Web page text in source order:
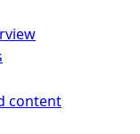
content